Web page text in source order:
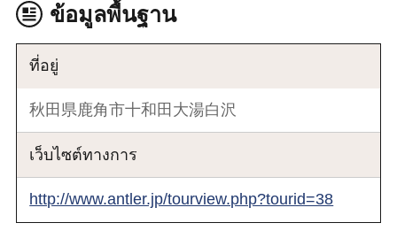
ข้อมูลพื้นฐาน
ที่อยู่
秋田県鹿角市十和田大湯白沢
เว็บไซต์ทางการ
http://www.antler.jp/tourview.php?tourid=38